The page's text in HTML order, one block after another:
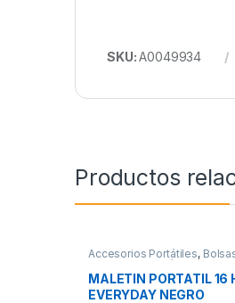
SKU:A0049934
Productos
Accesorios Portátiles,
Transporte Portátiles
MALETIN PORTATIL 16
EVERYDAY NEGRO